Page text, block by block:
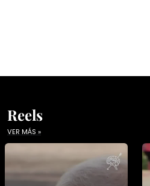
Reels
VER MÁS »